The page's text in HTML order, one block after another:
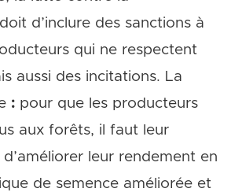
d’inclure des sanctions à
qui ne respectent
aussi des incitations. La
: pour que les producteurs
aux forêts, il faut leur
leur rendement en
de semence améliorée et